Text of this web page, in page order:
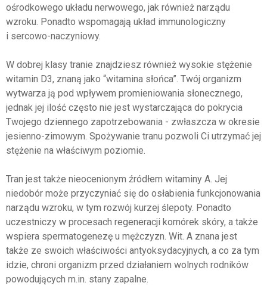
ośrodkowego układu nerwowego, jak również narządu
wzroku. Ponadto wspomagają układ immunologiczny
i sercowo-naczyniowy.
W dobrej klasy tranie znajdziesz również wysokie stężenie
witamin D3, znaną jako “witamina słońca”. Twój organizm
wytwarza ją pod wpływem promieniowania słonecznego,
jednak jej ilość często nie jest wystarczająca do pokrycia
Twojego dziennego zapotrzebowania - zwłaszcza w okresie
jesienno-zimowym. Spożywanie tranu pozwoli Ci utrzymać jej
stężenie na właściwym poziomie.
Tran jest także nieocenionym źródłem witaminy A. Jej
niedobór może przyczyniać się do osłabienia funkcjonowania
narządu wzroku, w tym rozwój kurzej ślepoty. Ponadto
uczestniczy w procesach regeneracji komórek skóry, a także
wspiera spermatogenezę u mężczyzn. Wit. A znana jest
także ze swoich właściwości antyoksydacyjnych, a co za tym
idzie, chroni organizm przed działaniem wolnych rodników
powodujących m.in. stany zapalne.